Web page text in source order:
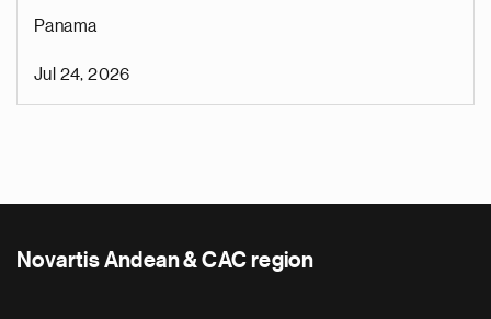
Panama
Jul 24, 2026
Novartis Andean & CAC region